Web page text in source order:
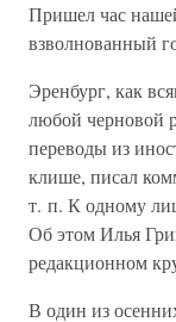
Пришел час
взволнованный
Эренбург, как
любой черновой
переводы из
клише, писал
т. п. К одному
Об этом Илья
редакционном
В один из